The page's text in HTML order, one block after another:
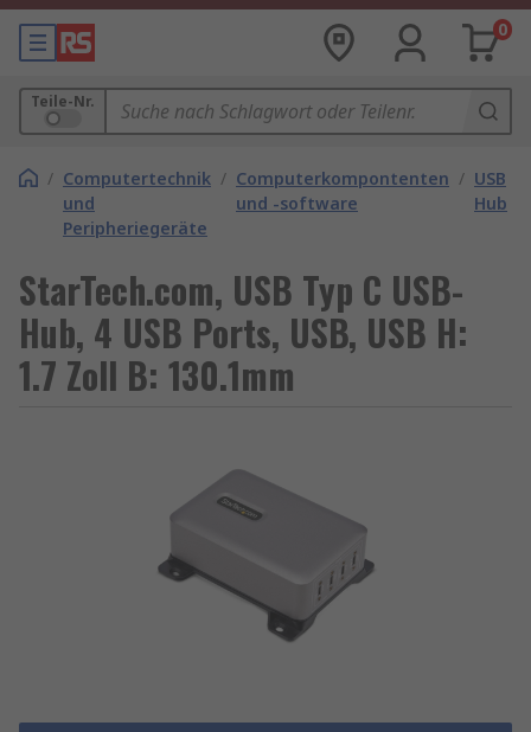
0
Teile-Nr.
/ Computertechnik
und
Peripheriegeräte
/ Computerkompontenten
und -software
/ USB
Hubs
StarTech.com, USB Typ C USB-
Hub, 4 USB Ports, USB, USB H:
1.7 Zoll B: 130.1mm